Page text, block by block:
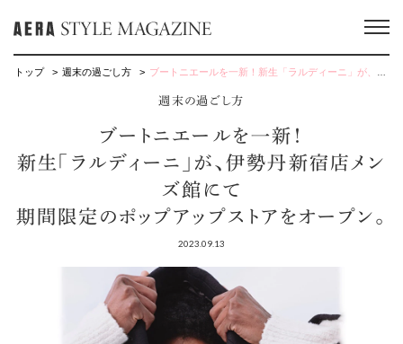
トップ 週末の過ごし方 ブートニエールを一新！新生「ラルディーニ」が、伊勢丹新宿店メンズ館にて期間限定のポップアップストアをオープン。
週末の過ごし方
ブートニエールを一新！
新生「ラルディーニ」が、伊勢丹新宿店メン
ズ館にて
期間限定のポップアップストアをオープン。
2023.09.13